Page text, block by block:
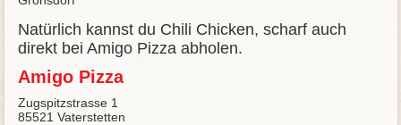
Natürlich kannst du Chili Chicken, scharf auch
direkt bei Amigo Pizza abholen.
Amigo Pizza
Zugspitzstrasse 1
85521 Vaterstetten